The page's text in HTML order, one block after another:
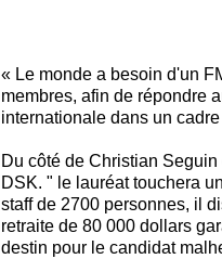
« Le monde a besoin d'un
membres, afin de répondre
internationale dans un
Du côté de Christian
DSK. " le lauréat touchera
staff de 2700 personnes, il
retraite de 80 000 dollars
destin pour le candidat